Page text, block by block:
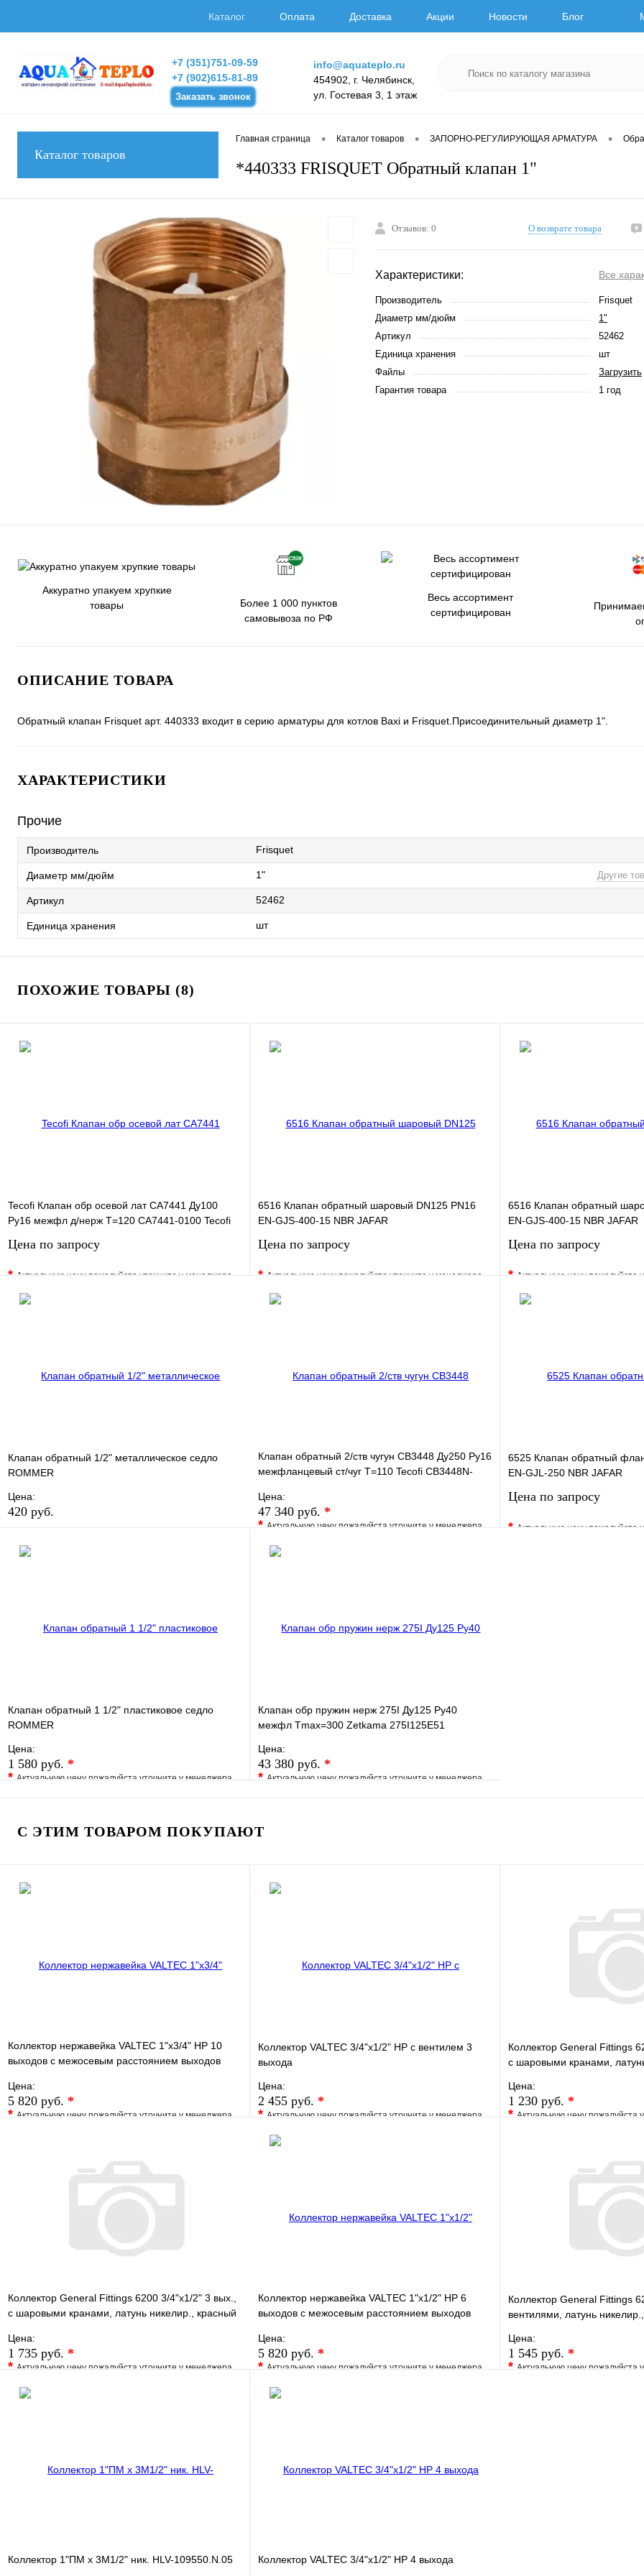
Каталог Оплата Доставка Акции Новости Блог
+7 (351)751-09-59
+7 (902)615-81-89
Заказать звонок
info@aquateplo.ru
454902, г. Челябинск,
ул. Гостевая 3, 1 этаж
Каталог товаров
Главная страница • Каталог товаров • ЗАПОРНО-РЕГУЛИРУЮЩАЯ АРМАТУРА •
*440333 FRISQUET Обратный клапан 1"
Отзывов: 0 О возврате товара
Характеристики: Все
Производитель
Frisquet
Диаметр мм/дюйм
1"
Артикул
52462
Единица хранения
шт
Файлы
Загрузить
Гарантия товара
1 год
Аккуратно упакуем хрупкие
товары
Более 1 000 пунктов
самовывоза по РФ
Весь ассортимент
сертифицирован
ОПИСАНИЕ ТОВАРА
Обратный клапан Frisquet арт. 440333 входит в серию арматуры для котлов Baxi и Frisquet.Присоединительный диаметр 1".
ХАРАКТЕРИСТИКИ
Прочие
Производитель Frisquet
Диаметр мм/дюйм 1" Другие
Артикул 52462
Единица хранения шт
ПОХОЖИЕ ТОВАРЫ (8)
Tecofi Клапан обр осевой лат CA7441 Ду100
Ру16 межфл д/нерж T=120 CA7441-0100 Tecofi
Цена по запросу
*Актуальную цену пожалуйста уточните у менеджера
В избранное
6516 Клапан обратный шаровый DN125 PN16
EN-GJS-400-15 NBR JAFAR
Цена по запросу
*Актуальную цену пожалуйста уточните у менеджера
В избранное
6516 Клапан обратный
EN-GJS-400-15 NBR JAFAR
Цена по запросу
*Актуальную цену пожалуйста
В избранное
Клапан обратный 1/2" металлическое седло
ROMMER
Цена:
420 руб.
Купить в 1 клик
Клапан обратный 2/ств чугун CB3448 Ду250 Ру16
межфланцевый ст/чуг T=110 Tecofi CB3448N-
Цена:
47 340 руб. *
*Актуальную цену пожалуйста уточните у менеджера
В избранное
6525 Клапан обратный
EN-GJL-250 NBR JAFAR
Цена по запросу
*Актуальную цену пожалуйста
Клапан обратный 1 1/2" пластиковое седло
ROMMER
Цена:
1 580 руб. *
*Актуальную цену пожалуйста уточните у менеджера
В избранное Сравнение
В корзину
Клапан обр пружин нерж 275I Ду125 Ру40
межфл Tmax=300 Zetkama 275I125E51
Цена:
43 380 руб. *
*Актуальную цену пожалуйста уточните у менеджера
В избранное Сравнение
В корзину
С ЭТИМ ТОВАРОМ ПОКУПАЮТ
Коллектор нержавейка VALTEC 1"х3/4" НР 10
выходов с межосевым расстоянием выходов
Цена:
5 820 руб. *
*Актуальную цену пожалуйста уточните у менеджера
В корзину
Коллектор VALTEC 3/4"х1/2" НР с вентилем 3
выхода
Цена:
2 455 руб. *
*Актуальную цену пожалуйста уточните у менеджера
В избранное
Коллектор General Fittings
c шаровыми кранами,
Цена:
1 230 руб. *
*Актуальную цену пожалуйста
Коллектор General Fittings 6200 3/4"х1/2" 3 вых.,
c шаровыми кранами, латунь никелир., красный
Цена:
1 735 руб. *
*Актуальную цену пожалуйста уточните у менеджера
В избранное
Коллектор нержавейка VALTEC 1"х1/2" НР 6
выходов с межосевым расстоянием выходов
Цена:
5 820 руб. *
*Актуальную цену пожалуйста уточните у менеджера
В избранное
Коллектор General Fittings
вентилями, латунь
Цена:
1 545 руб. *
*Актуальную цену пожалуйста
Коллектор 1"ПМ х 3М1/2" ник. HLV-109550.N.05 Коллектор VALTEC 3/4"х1/2" НР 4 выхода